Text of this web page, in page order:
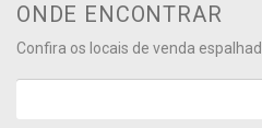
ONDE ENCONTRAR
Confira os locais de venda